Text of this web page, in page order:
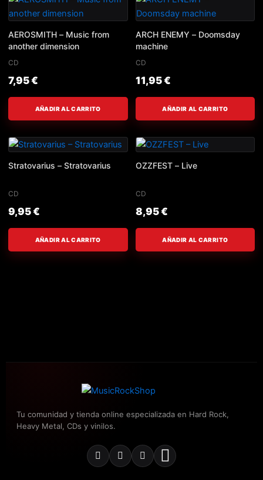
AEROSMITH – Music from
another dimension
CD
7,95€
AÑADIR AL CARRITO
ARCH ENEMY – Doomsday
machine
CD
11,95€
AÑADIR AL CARRITO
Stratovarius – Stratovarius
CD
9,95€
AÑADIR AL CARRITO
OZZFEST – Live
CD
8,95€
AÑADIR AL CARRITO
Tu comunidad y tienda online especializada en Hard Rock,
Heavy Metal, CDs y vinilos.